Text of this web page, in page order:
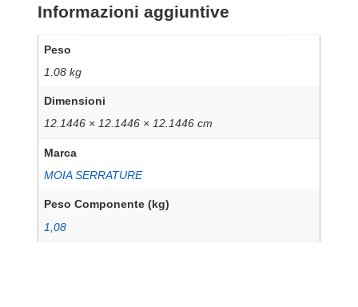
Informazioni aggiuntive
Peso
1.08 kg
Dimensioni
12.1446 × 12.1446 × 12.1446 cm
Marca
MOIA SERRATURE
Peso Componente (kg)
1,08